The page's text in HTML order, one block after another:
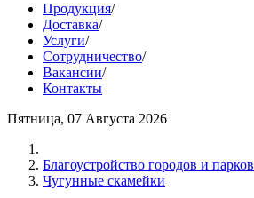
Продукция/
Доставка/
Услуги/
Сотрудничество/
Вакансии/
Контакты
Пятница, 07 Августа 2026
Благоустройство городов и парков
Чугунные скамейки